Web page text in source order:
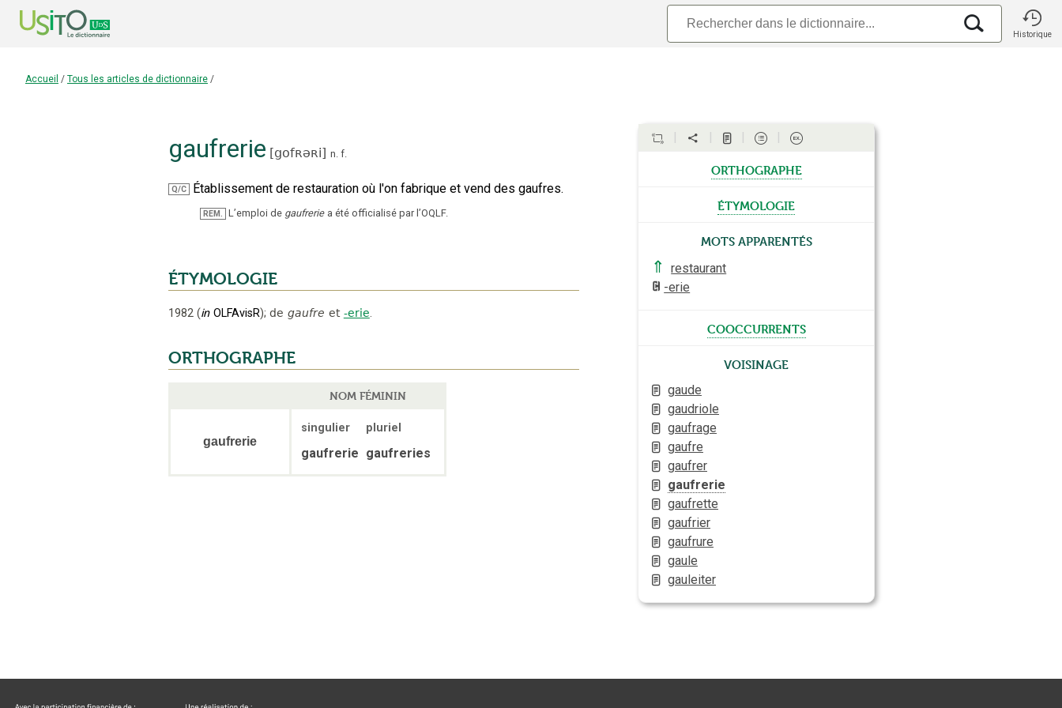
Historique
Accueil / Tous les articles de dictionnaire /
gaufrerie [gofʀəʀi] n. f.
Q/C Établissement de restauration où l'on fabrique et vend des gaufres.
REM. L’emploi de gaufrerie a été officialisé par l’OQLF.
ÉTYMOLOGIE
1982 (in OLFAvisR); de gaufre et -erie.
ORTHOGRAPHE
NOM FÉMININ
gaufrerie
singulier pluriel
gaufrerie gaufreries
orthographe
étymologie
Mots apparentés
⇑restaurant
-erie
cooccurrents
Voisinage
gaude
gaudriole
gaufrage
gaufre
gaufrer
gaufrerie
gaufrette
gaufrier
gaufrure
gaule
gauleiter